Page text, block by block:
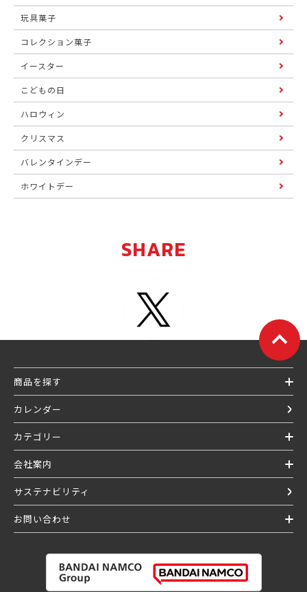
玩具菓子
コレクション菓子
イースター
こどもの日
ハロウィン
クリスマス
バレンタインデー
ホワイトデー
SHARE
商品を探す
カレンダー
カテゴリー
会社案内
サステナビリティ
お問い合わせ